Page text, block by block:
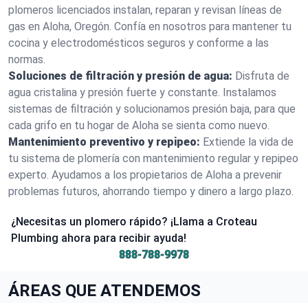
plomeros licenciados instalan, reparan y revisan líneas de
gas en Aloha, Oregón. Confía en nosotros para mantener tu
cocina y electrodomésticos seguros y conforme a las
normas.
Soluciones de filtración y presión de agua: Disfruta de
agua cristalina y presión fuerte y constante. Instalamos
sistemas de filtración y solucionamos presión baja, para que
cada grifo en tu hogar de Aloha se sienta como nuevo.
Mantenimiento preventivo y repipeo: Extiende la vida de
tu sistema de plomería con mantenimiento regular y repipeo
experto. Ayudamos a los propietarios de Aloha a prevenir
problemas futuros, ahorrando tiempo y dinero a largo plazo.
¿Necesitas un plomero rápido? ¡Llama a Croteau
Plumbing ahora para recibir ayuda!
888-788-9978
ÁREAS QUE ATENDEMOS